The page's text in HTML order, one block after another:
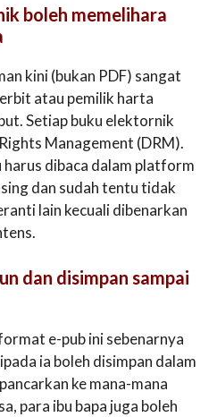
boleh memelihara
kini (bukan PDF) sangat
atau pemilik harta
Setiap buku elektornik
Management (DRM).
harus dibaca dalam platform
dan sudah tentu tidak
lain kecuali dibenarkan
dan disimpan sampai
e-pub ini sebenarnya
ia boleh disimpan dalam
ke mana-mana
para ibu bapa juga boleh